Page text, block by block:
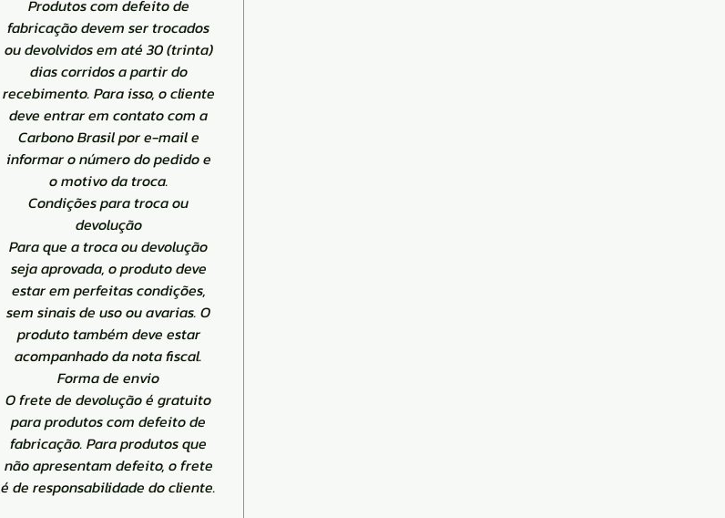
Produtos com defeito de
fabricação devem ser trocados
ou devolvidos em até 30 (trinta)
dias corridos a partir do
recebimento. Para isso, o cliente
deve entrar em contato com a
Carbono Brasil por e-mail e
informar o número do pedido e
o motivo da troca.
Condições para troca ou
devolução
Para que a troca ou devolução
seja aprovada, o produto deve
estar em perfeitas condições,
sem sinais de uso ou avarias. O
produto também deve estar
acompanhado da nota fiscal.
Forma de envio
O frete de devolução é gratuito
para produtos com defeito de
fabricação. Para produtos que
não apresentam defeito, o frete
é de responsabilidade do cliente.